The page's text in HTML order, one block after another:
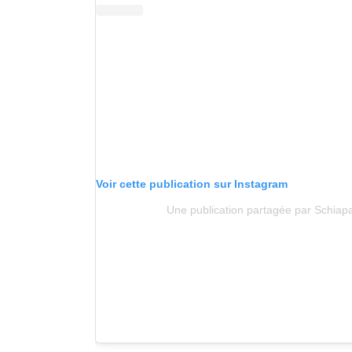
Voir cette publication sur Instagram
Une publication partagée par